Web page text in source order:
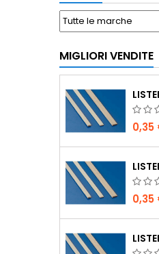
MIGLIORI VENDITE
0,35
0,35